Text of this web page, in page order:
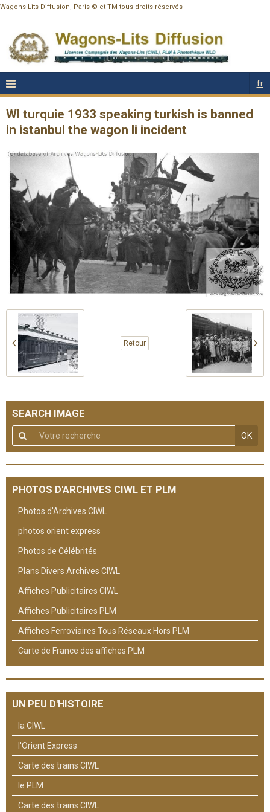
Wagons-Lits Diffusion, Paris © et TM tous droits réservés
fr
Wl turquie 1933 speaking turkish is banned
in istanbul the wagon li incident
Retour
SEARCH IMAGE
OK
PHOTOS D'ARCHIVES CIWL ET PLM
Photos d'Archives CIWL
photos orient express
Photos de Célébrités
Plans Divers Archives CIWL
Affiches Publicitaires CIWL
Affiches Publicitaires PLM
Affiches Ferroviaires Tous Réseaux Hors PLM
Carte de France des affiches PLM
UN PEU D'HISTOIRE
la CIWL
l'Orient Express
Carte des trains CIWL
le PLM
Carte des trains CIWL